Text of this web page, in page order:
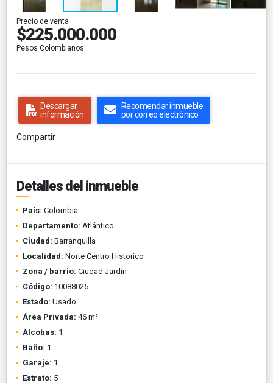
Precio de venta
$225.000.000
Pesos Colombianos
Descargar
información
Recomendar inmueble
por correo electrónico
Compartir
Detalles del inmueble
País: Colombia
Departamento: Atlántico
Ciudad: Barranquilla
Localidad: Norte Centro Historico
Zona / barrio: Ciudad Jardín
Código: 10088025
Estado: Usado
Área Privada: 46 m²
Alcobas: 1
Baño: 1
Garaje: 1
Estrato: 5